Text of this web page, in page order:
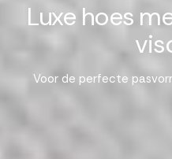
Luxe hoes
Voor de perfecte